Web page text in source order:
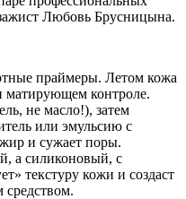
Любовь Брусницына.
праймеры. Летом кожа
матирующем контроле.
не масло!), затем
или эмульсию с
и сужает поры.
а силиконовый, с
текстуру кожи и создаст
средством.